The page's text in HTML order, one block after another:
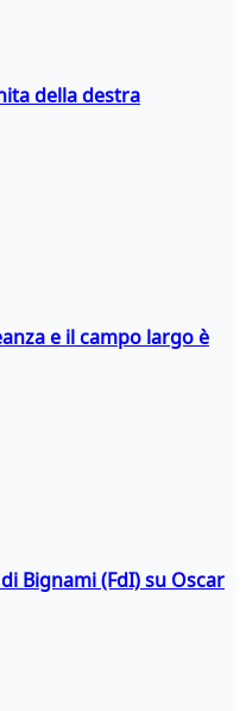
della destra
e il campo largo è
Bignami (FdI) su Oscar